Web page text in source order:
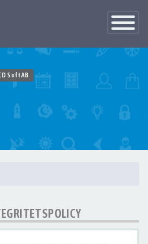
Växla
Soft AB